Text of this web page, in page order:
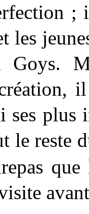
;
les
Goys.
ses
le reste